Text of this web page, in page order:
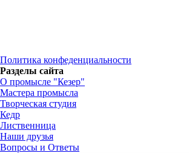
Политика конфеденциальности
Разделы сайта
О промысле "Кезер"
Мастера промысла
Творческая студия
Кедр
Лиственница
Наши друзья
Вопросы и Ответы